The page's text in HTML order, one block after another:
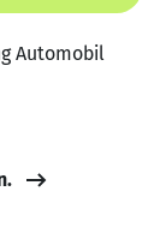
Automobil